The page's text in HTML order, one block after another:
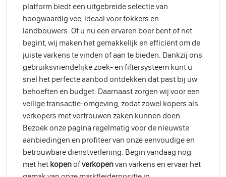
platform biedt een uitgebreide selectie van
hoogwaardig vee, ideaal voor fokkers en
landbouwers. Of u nu een ervaren boer bent of net
begint, wij maken het gemakkelijk en efficiënt om de
juiste varkens te vinden of aan te bieden. Dankzij ons
gebruiksvriendelijke zoek- en filtersysteem kunt u
snel het perfecte aanbod ontdekken dat past bij uw
behoeften en budget. Daarnaast zorgen wij voor een
veilige transactie-omgeving, zodat zowel kopers als
verkopers met vertrouwen zaken kunnen doen.
Bezoek onze pagina regelmatig voor de nieuwste
aanbiedingen en profiteer van onze eenvoudige en
betrouwbare dienstverlening. Begin vandaag nog
met het kopen ofverkopenvan varkens en ervaar het